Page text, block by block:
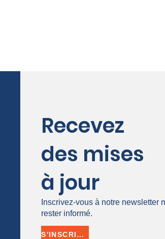
Recevez
des mises
à jour
Inscrivez-vous à notre newsletter
rester informé.
S'INSCRIRE